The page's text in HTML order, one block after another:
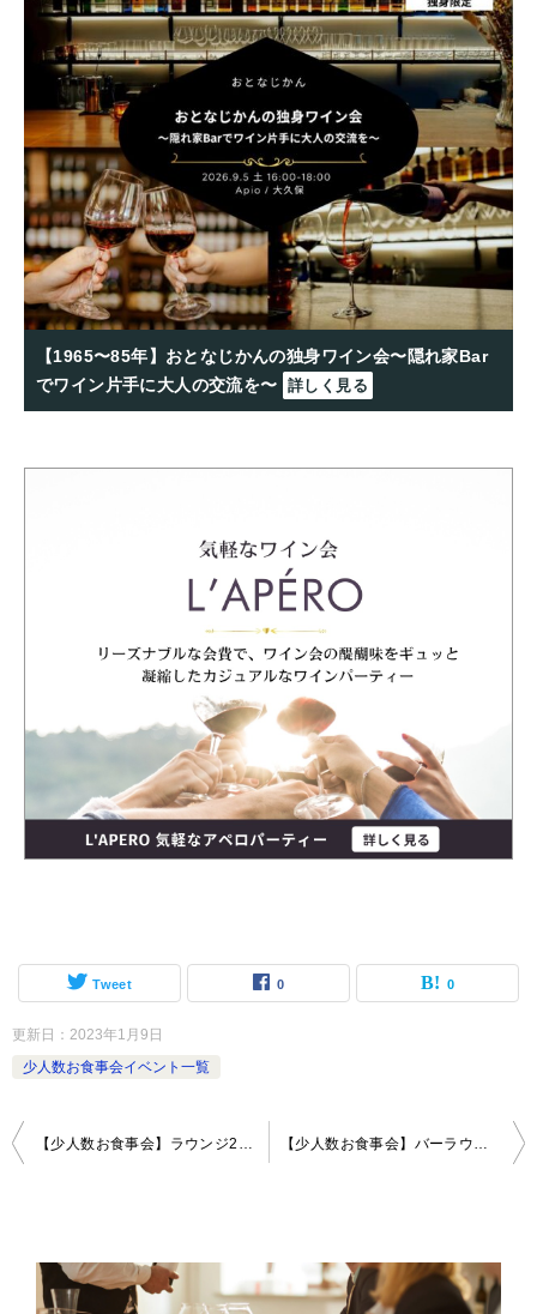
【1965〜85年】おとなじかんの独身ワイン会〜隠れ家Bar
でワイン片手に大人の交流を〜 詳しく見る
Tweet 0 0
更新日： 2023年1月9日
少人数お食事会イベント一覧
投
【少人数お食事会】ラウンジ21〜ホテルの最上階ラウンジで大人の夜を演出〜 【少人数お食事会】バーラウンジマーブル 〜重要文化財の上質空間でラグジュアリーな夜を〜